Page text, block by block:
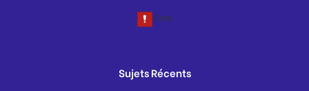
Sujets Récents